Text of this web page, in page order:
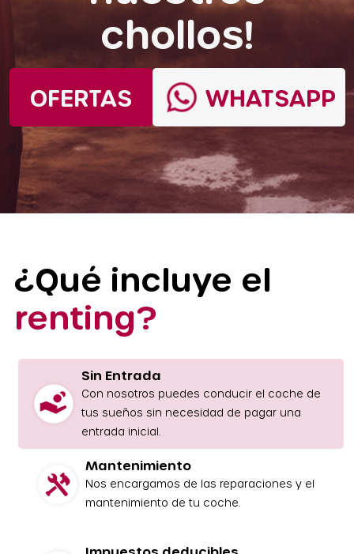
chollos!
OFERTAS WHATSAPP
¿Qué incluye el
renting?
Sin Entrada
Con nosotros puedes conducir el coche de
tus sueños sin necesidad de pagar una
entrada inicial.
Mantenimiento
Nos encargamos de las reparaciones y el
mantenimiento de tu coche.